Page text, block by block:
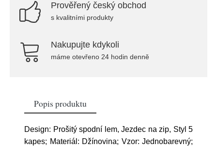
Prověřený český obchod
s kvalitními produkty
Nakupujte kdykoli
máme otevřeno 24 hodin denně
Popis produktu
Design: Prošitý spodní lem, Jezdec na zip, Styl 5
kapes; Materiál: Džínovina; Vzor: Jednobarevný;